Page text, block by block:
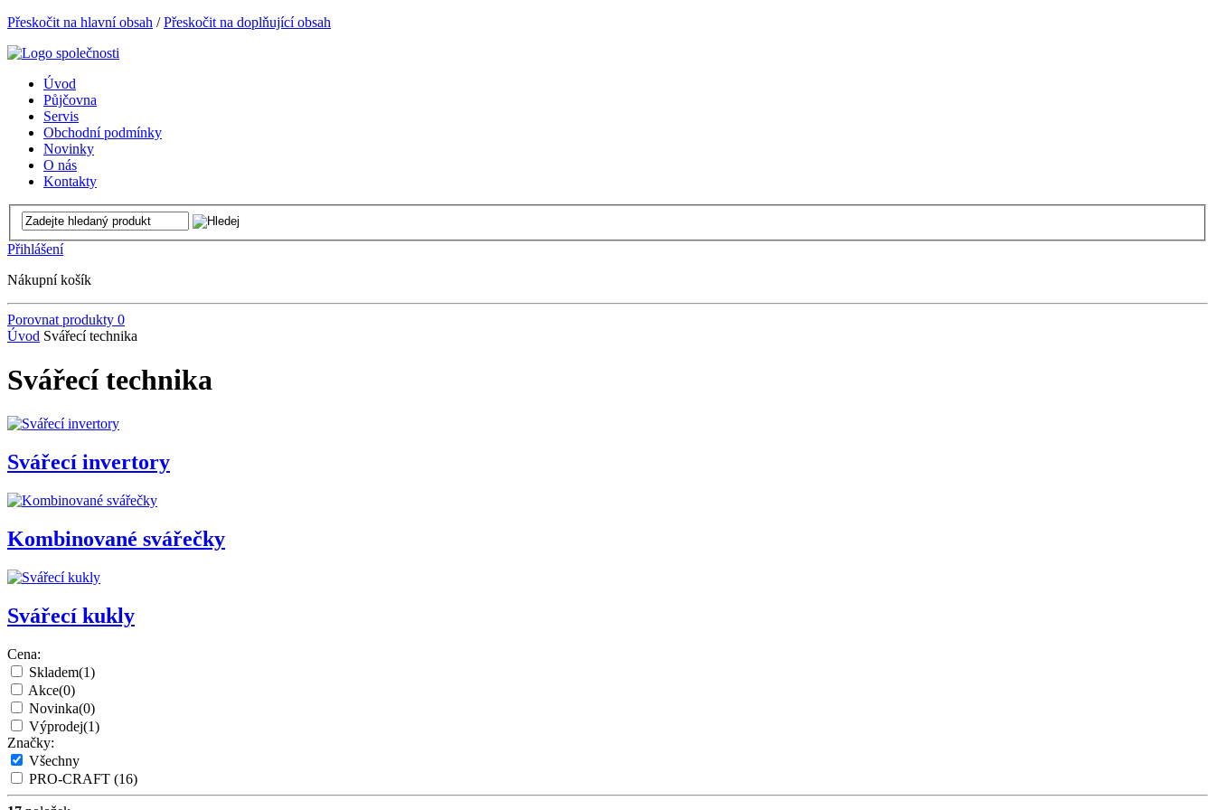
Přeskočit na hlavní obsah /Přeskočit na doplňující obsah
Úvod
Půjčovna
Servis
Obchodní podmínky
Novinky
O nás
Kontakty
Přihlášení
Nákupní košík
Porovnat produkty 0
Úvod Svářecí technika
Svářecí technika
Svářecí invertory
Kombinované svářečky
Svářecí kukly
Cena:
Skladem(1)
Akce(0)
Novinka(0)
Výprodej(1)
Značky:
Všechny
PRO-CRAFT (16)